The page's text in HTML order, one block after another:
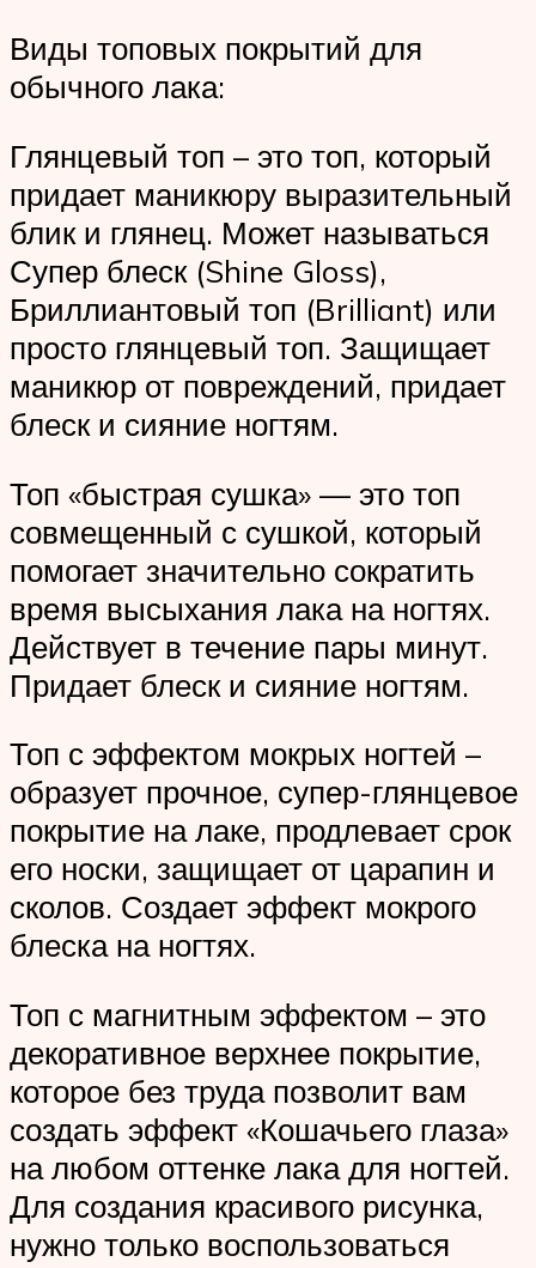
Виды топовых покрытий для
обычного лака:
Глянцевый топ – это топ, который
придает маникюру выразительный
блик и глянец. Может называться
Супер блеск (Shine Gloss),
Бриллиантовый топ (Brilliant) или
просто глянцевый топ. Защищает
маникюр от повреждений, придает
блеск и сияние ногтям.
Топ «быстрая сушка» — это топ
совмещенный с сушкой, который
помогает значительно сократить
время высыхания лака на ногтях.
Действует в течение пары минут.
Придает блеск и сияние ногтям.
Топ с эффектом мокрых ногтей –
образует прочное, супер-глянцевое
покрытие на лаке, продлевает срок
его носки, защищает от царапин и
сколов. Создает эффект мокрого
блеска на ногтях.
Топ с магнитным эффектом – это
декоративное верхнее покрытие,
которое без труда позволит вам
создать эффект «Кошачьего глаза»
на любом оттенке лака для ногтей.
Для создания красивого рисунка,
нужно только воспользоваться